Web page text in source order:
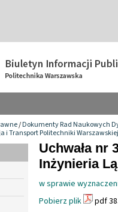
/Dokumenty Rad Naukowych
i Transport Politechniki Warszawskiej
Uchwała nr
Inżynieria
w sprawie
Pobierz plik
pdf